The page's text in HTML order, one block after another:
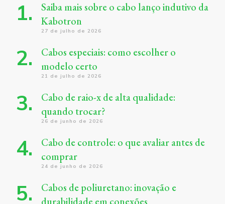
Saiba mais sobre o cabo lanço indutivo da
Kabotron
27 de julho de 2026
Cabos especiais: como escolher o
modelo certo
21 de julho de 2026
Cabo de raio-x de alta qualidade:
quando trocar?
26 de junho de 2026
Cabo de controle: o que avaliar antes de
comprar
24 de junho de 2026
Cabos de poliuretano: inovação e